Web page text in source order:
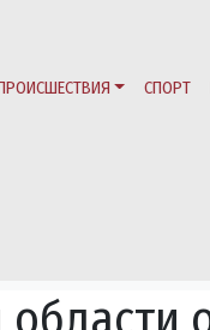
СПОРТ